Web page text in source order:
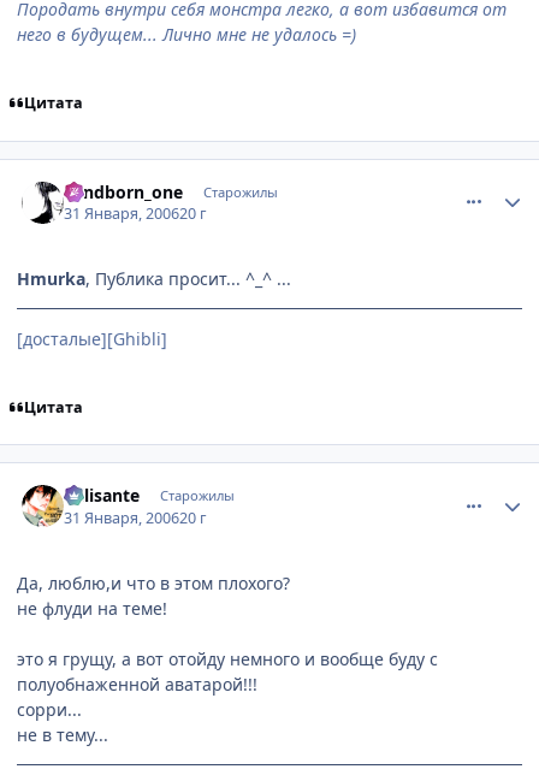
Породать внутри себя монстра легко, а вот избавится от
него в будущем... Лично мне не удалось =)
Цитата
windborn_one Старожилы
31 Января, 200620 г
Hmurka, Публика просит... ^_^ ...
[досталые][Ghibli]
Цитата
Milisante Старожилы
31 Января, 200620 г
Да, люблю,и что в этом плохого?
не флуди на теме!
это я грущу, а вот отойду немного и вообще буду с
полуобнаженной аватарой!!!
сорри...
не в тему...